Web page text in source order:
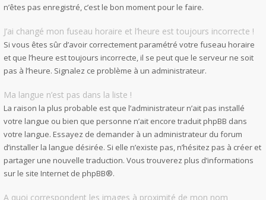
n’êtes pas enregistré, c’est le bon moment pour le faire.
J’ai changé mon fuseau horaire et l’heure est toujours incorrecte !
Si vous êtes sûr d’avoir correctement paramétré votre fuseau horaire
et que l’heure est toujours incorrecte, il se peut que le serveur ne soit
pas à l’heure. Signalez ce problème à un administrateur.
Ma langue n’est pas dans la liste !
La raison la plus probable est que l’administrateur n’ait pas installé
votre langue ou bien que personne n’ait encore traduit phpBB dans
votre langue. Essayez de demander à un administrateur du forum
d’installer la langue désirée. Si elle n’existe pas, n’hésitez pas à créer et
partager une nouvelle traduction. Vous trouverez plus d’informations
sur le site Internet de phpBB®.
A quoi correspondent les images à proximité de mon nom